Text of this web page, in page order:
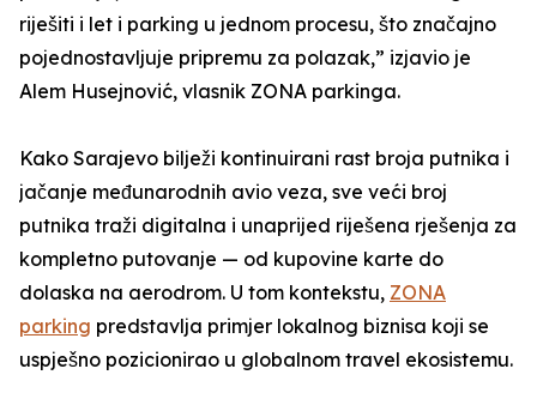
riješiti i let i parking u jednom procesu, što značajno
pojednostavljuje pripremu za polazak,” izjavio je
Alem Husejnović, vlasnik ZONA parkinga.
Kako Sarajevo bilježi kontinuirani rast broja putnika i
jačanje međunarodnih avio veza, sve veći broj
putnika traži digitalna i unaprijed riješena rješenja za
kompletno putovanje — od kupovine karte do
dolaska na aerodrom. U tom kontekstu, ZONA
parking predstavlja primjer lokalnog biznisa koji se
uspješno pozicionirao u globalnom travel ekosistemu.